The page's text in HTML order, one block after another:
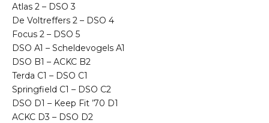
Atlas 2 – DSO 3
De Voltreffers 2 – DSO 4
Focus 2 – DSO 5
DSO A1 – Scheldevogels A1
DSO B1 – ACKC B2
Terda C1 – DSO C1
Springfield C1 – DSO C2
DSO D1 – Keep Fit ’70 D1
ACKC D3 – DSO D2